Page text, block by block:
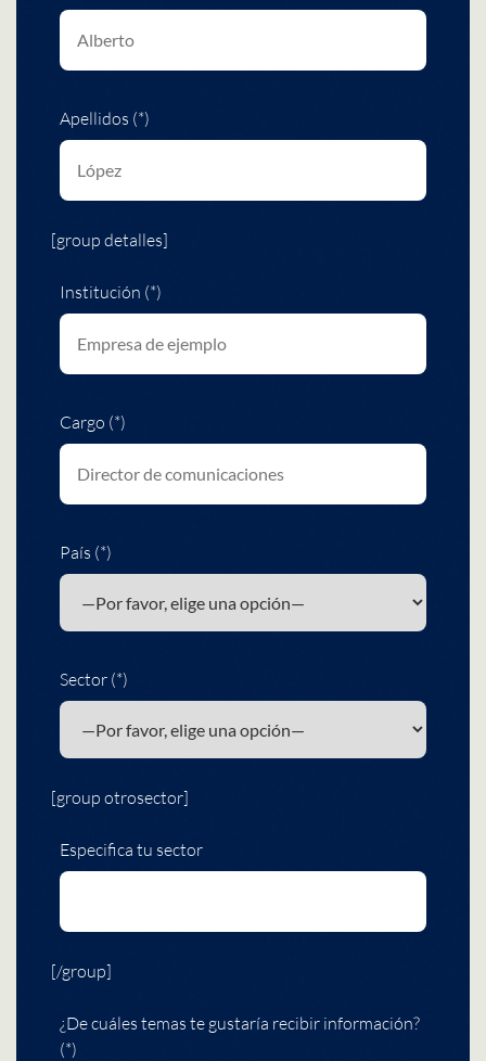
Apellidos (*)
[group detalles]
Institución (*)
Cargo (*)
País (*)
Sector (*)
[group otrosector]
Especifica tu sector
[/group]
¿De cuáles temas te gustaría recibir información?
(*)